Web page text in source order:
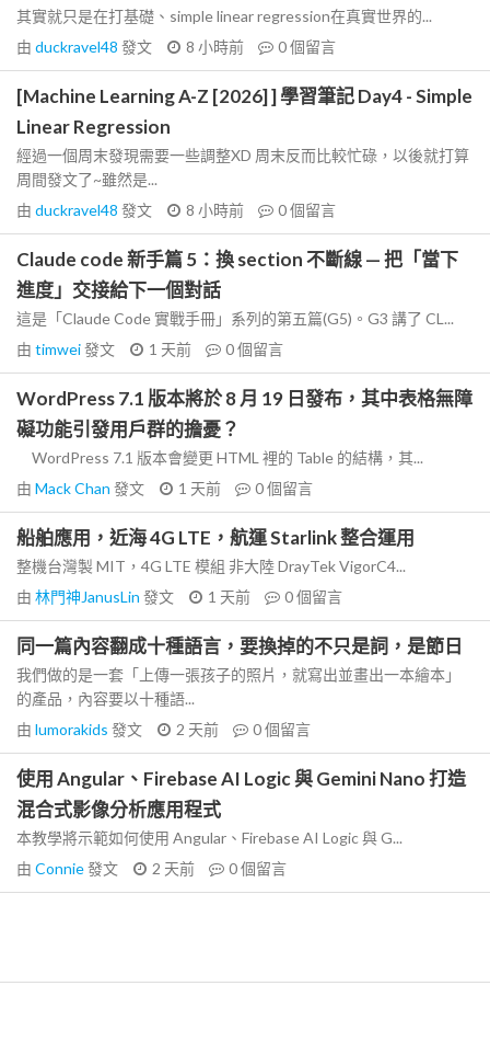
其實就只是在打基礎、simple linear regression在真實世界的...
由 duckravel48 發文 8 小時前 0個留言
[Machine Learning A-Z [2026] ] 學習筆記 Day4 - Simple
Linear Regression
經過一個周末發現需要一些調整XD 周末反而比較忙碌，以後就打算
周間發文了~雖然是...
由 duckravel48 發文 8 小時前 0個留言
Claude code 新手篇 5：換 section 不斷線 — 把「當下
進度」交接給下一個對話
這是「Claude Code 實戰手冊」系列的第五篇(G5)。G3 講了 CL...
由 timwei發文 1 天前 0個留言
WordPress 7.1 版本將於 8 月 19 日發布，其中表格無障
礙功能引發用戶群的擔憂？
WordPress 7.1 版本會變更 HTML 裡的 Table 的結構，其...
由 Mack Chan 發文 1 天前 0個留言
船舶應用，近海 4G LTE，航運 Starlink 整合運用
整機台灣製 MIT，4G LTE 模組 非大陸 DrayTek VigorC4...
由 林門神JanusLin 發文 1 天前 0個留言
同一篇內容翻成十種語言，要換掉的不只是詞，是節日
我們做的是一套「上傳一張孩子的照片，就寫出並畫出一本繪本」
的產品，內容要以十種語...
由 lumorakids 發文 2 天前 0個留言
使用 Angular、Firebase AI Logic 與 Gemini Nano 打造
混合式影像分析應用程式
本教學將示範如何使用 Angular、Firebase AI Logic 與 G...
由 Connie發文 2 天前 0個留言